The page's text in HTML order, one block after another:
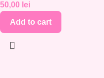
50,00 lei
Add to cart